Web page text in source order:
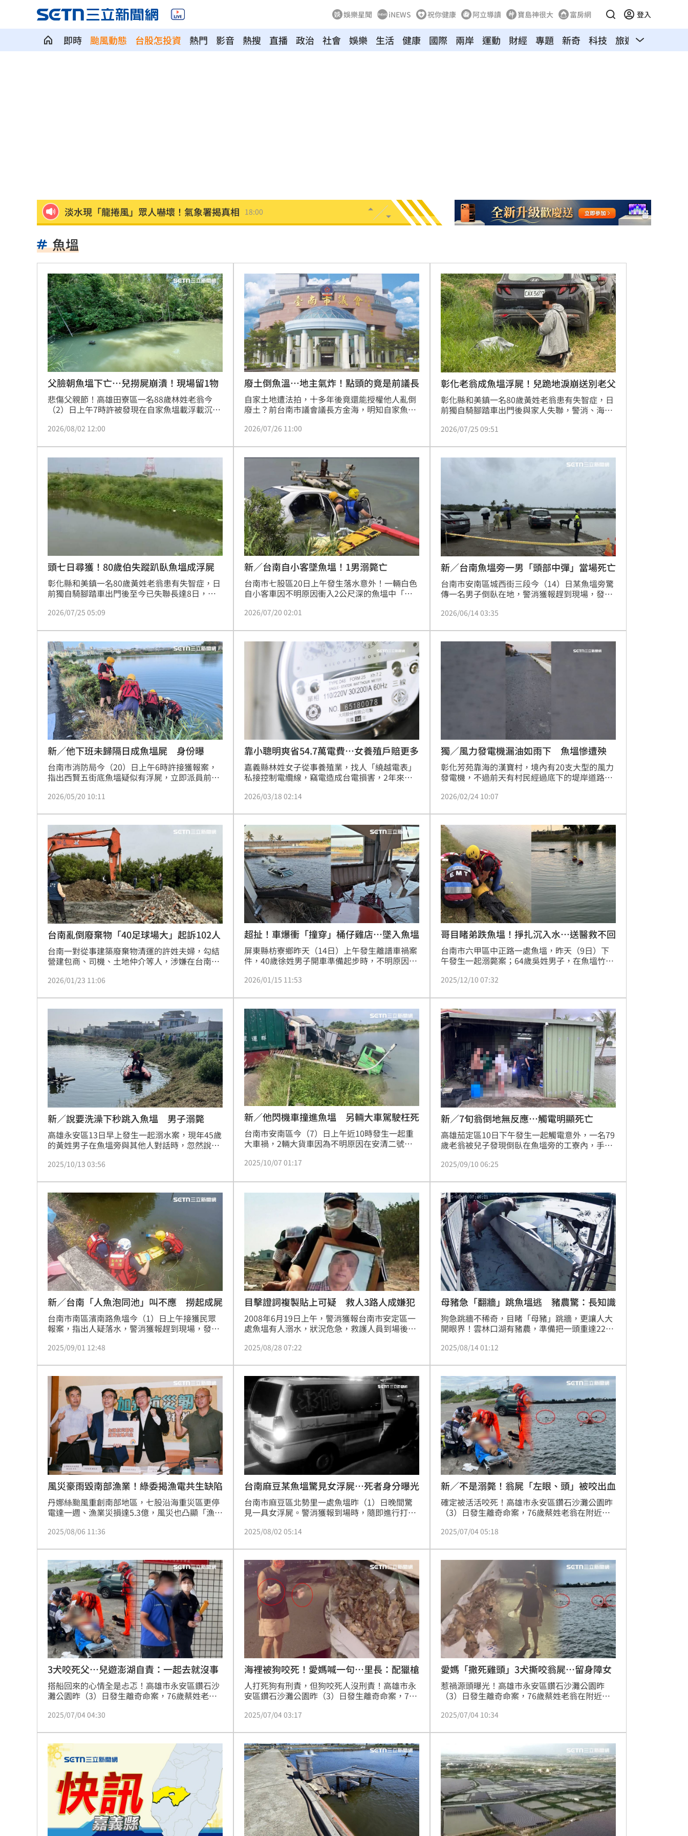
娛樂星聞 iNEWS 祝你健康 阿立導讀 寶島神很大 富房網 登入
即時 颱風動態 台股怎投資 熱門 影音 熱搜 直播 政治 社會 娛樂 生活 健康 國際 兩岸 運動 財經 專題 新奇 科技 旅遊 汽車
淡水現「龍捲風」眾人嚇壞！氣象署揭真相 18:00
NCC空窗 政院擬授權單位決行藍牙等業務 17:49
外資砍國巨目標價還喊買！後市3指標曝 17:46
OpenAI新模型恐具資安能力 收緊研發管控 17:46
再點慈濟內部信疑點！學者：高層嚴重失職 17:45
美伊戰火沙土巴3國簽防禦協定 盤算曝
NBA灰熊前鋒克拉克死因出爐：毒品意外 17:36
健保砸68.8億元！「這福利」最快9月上路 17:36
四國賽看見各路好手 張趙紘把握一軍機會 17:35
繼《角頭》新作 49歲黃騰浩搭魏蔓演夫妻
車佳元錄音曝光 嗆能讓李昇基、泰民死 17:34
新／白海豚雨彈開轟！10縣市豪、大雨特報 17:32
林佳龍：熊本震災台灣捐款已逾2億 17:31
台灣彩券開獎直播中 20:31
LIVE三立+24小時直播 15:27
三立iNEWS新聞台線上直播
台彩父親節推新刮刮樂千萬頭獎超「爸」氣
商場戰國來臨 台中「頂奢大道」逐漸成形
「拍片人的多重宇宙」職涯論壇9/12登場！
8國球員齊聚高雄 Formosa 7s掀足球熱潮 10:00
理想混蛋號召粉絲跨海追星吃美食！ 18:15
魚塭
父臉朝魚塭下亡…兒撈屍崩潰！現場留1物
悲傷父親節！高雄田寮區一名88歲林姓老翁今
（2）日上午7時許被發現在自家魚塭載浮載沉，
死亡，崩潰痛哭。據悉，現場散落一地麵包屑，
待檢方釐清。
2026/08/02 12:00
廢土倒魚溫⋯地主氣炸！點頭的竟是前議長
自家土地遭法拍，十多年後竟還能授權他人亂倒
廢土？前台南市議會議長方金海，明知自家魚塭
擅自授權仲介與清運業者在別人的土地上大肆傾
中直指方金海曾任議長「不可能被警察擺布」，
更痛批其犯後態度不佳，依竊佔罪重判方金海8
個月徒刑，不得易科罰金。
2026/07/26 11:00
彰化老翁成魚塭浮屍！兒跪地淚崩送別老父
彰化縣和美鎮一名80歲黃姓老翁患有失智症，日
前獨自騎腳踏車出門後與家人失聯，警消、海巡
日下午，搜救人員再度出動空拍機於台61線快速
面上，並利用車子腳盤將遺體拉上岸，經驗屍官
初步勘驗，認為老翁已死亡四至五日。老翁二兒
2026/07/25 09:51
頭七日尋獲！80歲伯失蹤趴臥魚塭成浮屍
彰化縣和美鎮一名80歲黃姓老翁患有失智症，日
前獨自騎腳踏車出門後至今已失聯長達8日，警
今（25）日下午，搜救人員再度出動空拍機於台
於水面上，且明顯已無生命跡象，家屬得知後心
碎崩潰，直呼今天正好是阿伯失蹤滿頭七之日。
2026/07/25 05:09
新／台南自小客墜魚塭！1男溺斃亡
台南市七股區20日上午發生落水意外！一輛白色
自小客車因不明原因衝入2公尺深的魚塭中「瞬
援，但打開車門發現車內空無一人，隨即派潛水
駛，救上岸時已明顯死亡，落水原因正由警方釐
清中。
2026/07/20 02:01
新／台南魚塭旁一男「頭部中彈」當場死亡
台南市安南區城西街三段今（14）日某魚塭旁驚
傳一名男子倒臥在地，警消獲報趕到現場，發現
死者為55歲葉姓男子，有多項前科，疑似積欠大
請檢方進行相驗，釐清確切死因。
2026/06/14 03:35
新／他下班未歸隔日成魚塭屍 身份曝
台南市消防局今（20）日上午6時許接獲報案，
指出西賢五街底魚塭疑似有浮屍，立即派員前往
據了解，死者為年約50歲黃姓男子，19日下班後
釐清事發原因，並報請檢方進行相驗釐清死因。
2026/05/20 10:11
靠小聰明爽省54.7萬電費…女養殖戶賠更多
嘉義縣林姓女子從事養殖業，找人「繞越電表」
私接控制電纜線，竊電造成台電損害，2年來共
7022元；案發後，林女認罪，只以賠償台電69萬
罪，處6個月有期徒刑，得易科罰金，沒收扣案
的控制電纜線，並宣告沒收或追徵53萬1745元，
可上訴。
2026/03/18 02:14
獨／風力發電機漏油如雨下 魚塭慘遭殃
彰化芳苑靠海的漢寶村，境內有20支大型的風力
發電機，不過前天有村民經過底下的堤岸道路
點的油漬，村民酸變成「機油路」，表示幸好當
有兩個魚塭業主正在和廠商協調賠償。
2026/02/24 10:07
台南亂倒廢棄物「40足球場大」起訴102人
台南一對從事建築廢棄物清運的許姓夫婦，勾結
營建包商、司機、土地仲介等人，涉嫌在台南市
營建廢棄物，受害面積廣達30公頃（約40個足球
公司，並建請法院沒收不法所得2865萬餘元。
2026/01/23 11:06
超扯！車爆衝「撞穿」桶仔雞店…墜入魚塭
屏東縣枋寮鄉昨天（14日）上午發生離譜車禍案
件，40歲徐姓男子開車準備起步時，不明原因爆
車體又隨慣性栽進後方魚塭；所幸，肇事駕駛只
故原因，仍待釐清。
2026/01/15 11:53
哥目睹弟跌魚塭！掙扎沉入水…送醫救不回
台南市六甲區中正路一處魚塭，昨天（9日）下
午發生一起溺斃案；64歲吳姓男子，在魚塭竹筏
的魚池內，當下立刻通報警消救援，未料，將人
不治。
2025/12/10 07:32
新／說要洗澡下秒跳入魚塭 男子溺斃
高雄永安區13日早上發生一起溺水案，現年45歲
的黃姓男子在魚塭旁與其他人對話時，忽然說想
面，旁人驚覺不對通報119，當警消趕抵現場時
細發生原因正由警方釐清中，現已報請檢方相驗
釐清死因。
2025/10/13 03:56
新／他閃機車撞進魚塭 另輛大車駕駛枉死
台南市安南區今（7）日上午近10時發生一起重
大車禍，2輛大貨車因為不明原因在安清二號橋
場，其中一名大貨車駕駛陳男（72歲）受困車
名駕駛李男自行脫困，無大礙。
2025/10/07 01:17
新／7旬翁倒地無反應…觸電明顯死亡
高雄茄定區10日下午發生一起觸電意外，一名79
歲老翁被兒子發現倒臥在魚塭旁的工寮內，手中
到老翁已明顯死亡，經警方鑑識人員初判沒有外
2025/09/10 06:25
新／台南「人魚泡同池」叫不應 撈起成屍
台南市南區濱南路魚塭今（1）日上午接獲民眾
報案，指出人疑落水，警消獲報趕到現場，發現
顯死亡。目前警方正在釐清死者身份，並報請檢
2025/09/01 12:48
目擊證詞複製貼上可疑 救人3路人成嫌犯
2008年6月19日上午，警消獲報台南市安定區一
處魚塭有人溺水，狀況危急，救護人員到場後發
醫後仍回天乏術。
2025/08/28 07:22
母豬急「翻牆」跳魚塭逃 豬農驚：長知識
狗急跳牆不稀奇，目睹「母豬」跳牆，更讓人大
開眼界！雲林口湖有豬農，準備把一頭重達220
受到驚嚇，在走投無路的狀況下，竟直接爬上牆
示：「第一次見到豬爬牆，真的長知識了」。
2025/08/14 01:12
風災豪雨毀南部漁業！綠委揭漁電共生缺陷
丹娜絲颱風重創南部地區，七股沿海重災區更停
電達一週、漁業災損達5.3億，風災也凸顯「漁電
光電。立委郭國文、鍾佳濱今（6）日會同民團
應設置轉換及儲能設備，讓光電場在災難下也能
給周遭供電；鍾佳濱也指出，柴油發電機早非穩
定備援，希望綠電電網配置下有需要備援農漁業
設施，在災時提供儲能介入、轉換成農漁用電。
2025/08/06 11:36
台南麻豆某魚塭驚見女浮屍…死者身分曝光
台南市麻豆區北勢里一處魚塭昨（1）日晚間驚
見一具女浮屍。警消獲報到場時，隨即進行打
近康復機構的女住民。詳細案件仍待調查。
2025/08/02 05:14
新／不是溺斃！翁屍「左眼、頭」被咬出血
確定被活活咬死！高雄市永安區鑽石沙灘公園昨
（3）日發生離奇命案，76歲蔡姓老翁在附近海
體有大面積咬傷，經相驗，認定死因為野狗攻擊
家屬無意見。而稍早咬人的兇手狗落網，由目睹
的居民指認，而牠們餘生只剩一條路「被收
2025/07/04 05:18
3犬咬死父…兒遊澎湖自責：一起去就沒事
搭船回來的心情全是忐忑！高雄市永安區鑽石沙
灘公園昨（3）日發生離奇命案，76歲蔡姓老翁
頭部及身體有大面積咬傷，兒子從澎湖搭船趕回
眼淚奪眶而出頻頻自責：「如果帶爸爸去玩就沒
事了...」，由於害死蔡翁的是流浪犬，加上動保
法沒有規範餵養動物的愛媽，憾事只能自認倒
霉。
2025/07/04 04:30
海裡被狗咬死！愛媽喊一句…里長：配獵槍
人打死狗有刑責，但狗咬死人沒刑責！高雄市永
安區鑽石沙灘公園昨（3）日發生離奇命案，76
溺斃，死者頭部及身體有大面積咬傷，家中的身
夜沿路撒死雞頭餵流浪狗，新港里長制止無效，
對方還笑喊「再饒恕一次」似乎不打算就此停
手，釀成1死悲劇還照餵，氣得直言：連海裡都
不安全，「不然政府一人配一支獵槍比較快！」
2025/07/04 03:17
愛媽「撒死雞頭」3犬撕咬翁屍…留身障女
惹禍源頭曝光！高雄市永安區鑽石沙灘公園昨
（3）日發生離奇命案，76歲蔡姓老翁在附近海
體有大面積咬傷；動保處證實，9天下來已捕捉
里長何應成加碼爆料畫面，深夜愛媽們分頭進
行，沿路撒死雞頭等內臟，被抓包竟使出苦肉
計：再饒恕我們一次。去年有女泳客被咬掉耳
朵，這回更鬧出人命，蔡翁孤留一名身障女兒，
在澎湖工作的兒子接獲噩耗正趕回高雄處理後
事。
2025/07/04 10:34